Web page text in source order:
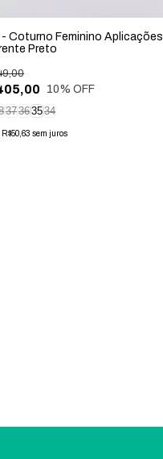
- Coturno Feminino Aplicações
Preto
10% OFF
37363534
R$50,63 sem juros